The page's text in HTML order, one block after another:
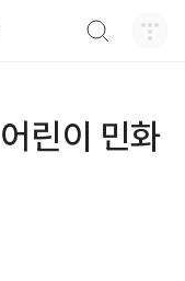
린이 민화